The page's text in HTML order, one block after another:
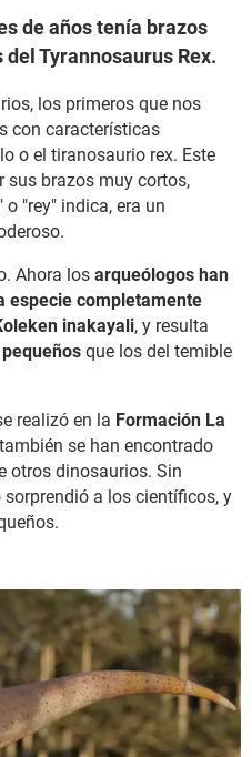
de años tenía brazos
Tyrannosaurus Rex.
los primeros que nos
con características
o el tiranosaurio rex. Este
sus brazos muy cortos,
"rey" indica, era un
Ahora los arqueólogos han
especie completamente
inakayali, y resulta
que los del temible
realizó en la Formación La
se han encontrado
otros dinosaurios. Sin
a los científicos, y